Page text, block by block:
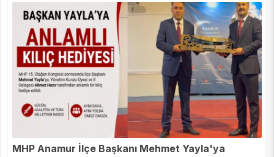
MHP Anamur İlçe Başkanı Mehmet Yayla'ya